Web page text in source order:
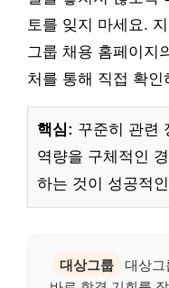
토를 잊지 마세요.
그룹 채용 홈페이지
처를 통해 직접 확
핵심: 꾸준히 관련
역량을 구체적인
하는 것이 성공적
대상그룹 대상그